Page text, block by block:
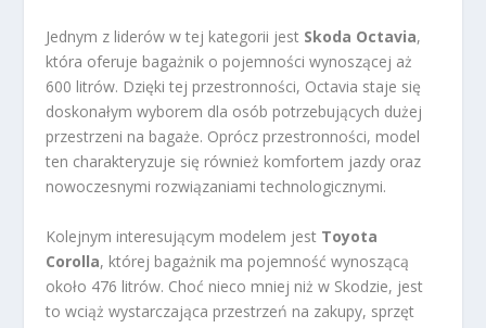
Jednym z liderów w tej kategorii jest Skoda Octavia,
która oferuje bagażnik o pojemności wynoszącej aż
600 litrów. Dzięki tej przestronności, Octavia staje się
doskonałym wyborem dla osób potrzebujących dużej
przestrzeni na bagaże. Oprócz przestronności, model
ten charakteryzuje się również komfortem jazdy oraz
nowoczesnymi rozwiązaniami technologicznymi.
Kolejnym interesującym modelem jest Toyota
Corolla, której bagażnik ma pojemność wynoszącą
około 476 litrów. Choć nieco mniej niż w Skodzie, jest
to wciąż wystarczająca przestrzeń na zakupy, sprzęt